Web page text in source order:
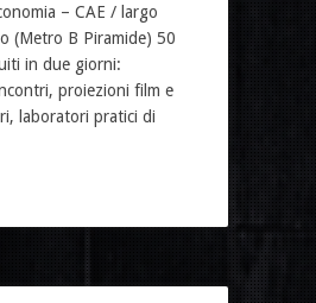
– CAE / largo
(Metro B Piramide) 50
in due giorni:
proiezioni film e
laboratori pratici di